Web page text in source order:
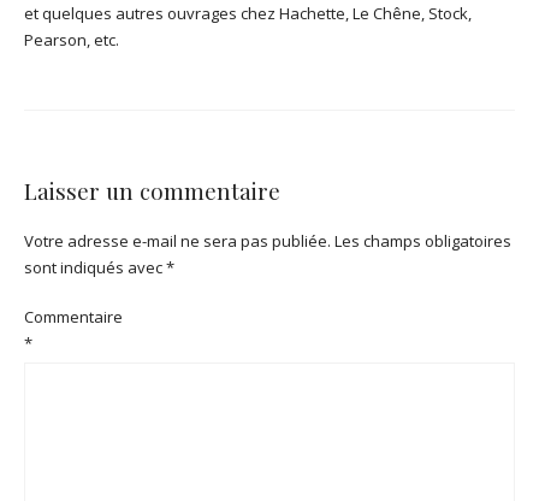
et quelques autres ouvrages chez Hachette, Le Chêne, Stock,
Pearson, etc.
Laisser un commentaire
Votre adresse e-mail ne sera pas publiée. Les champs obligatoires
sont indiqués avec*
Commentaire
*